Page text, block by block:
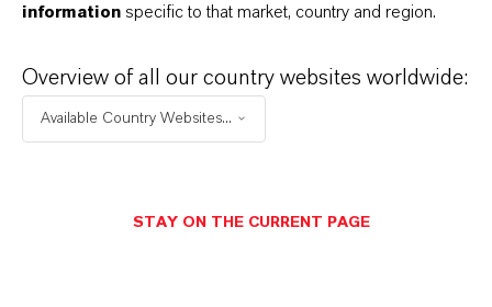
ENVIAR UMA MENSAGEM
information specific to that market, country and region.
Overview of all our country websites worldwide:
Available Country Websites...
STAY ON THE CURRENT PAGE